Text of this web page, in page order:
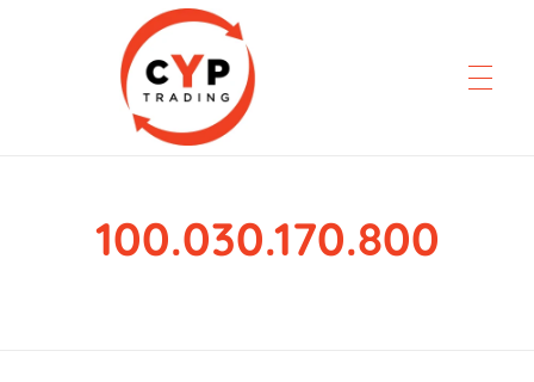
CYP Trading
Professionelle Ersatzteilbeschaffung
100.030.170.800